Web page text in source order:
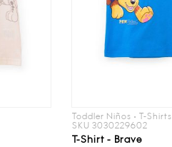
Toddler Niños • T-Shirts
SKU 3030229602
T-Shirt - Brave